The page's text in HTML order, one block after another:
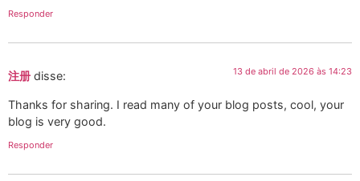
Responder
注册 disse: 13 de abril de 2026 às 14:23
Thanks for sharing. I read many of your blog posts, cool, your
blog is very good.
Responder